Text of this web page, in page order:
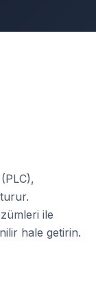
ile
hale getirin.